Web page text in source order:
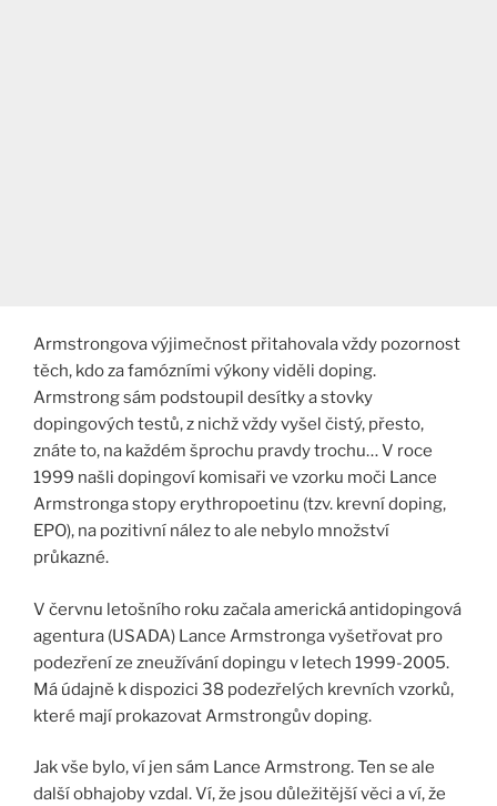
Armstrongova výjimečnost přitahovala vždy pozornost
těch, kdo za famózními výkony viděli doping.
Armstrong sám podstoupil desítky a stovky
dopingových testů, z nichž vždy vyšel čistý, přesto,
znáte to, na každém šprochu pravdy trochu… V roce
1999 našli dopingoví komisaři ve vzorku moči Lance
Armstronga stopy erythropoetinu (tzv. krevní doping,
EPO), na pozitivní nález to ale nebylo množství
průkazné.
V červnu letošního roku začala americká antidopingová
agentura (USADA) Lance Armstronga vyšetřovat pro
podezření ze zneužívání dopingu v letech 1999-2005.
Má údajně k dispozici 38 podezřelých krevních vzorků,
které mají prokazovat Armstrongův doping.
Jak vše bylo, ví jen sám Lance Armstrong. Ten se ale
další obhajoby vzdal. Ví, že jsou důležitější věci a ví, že